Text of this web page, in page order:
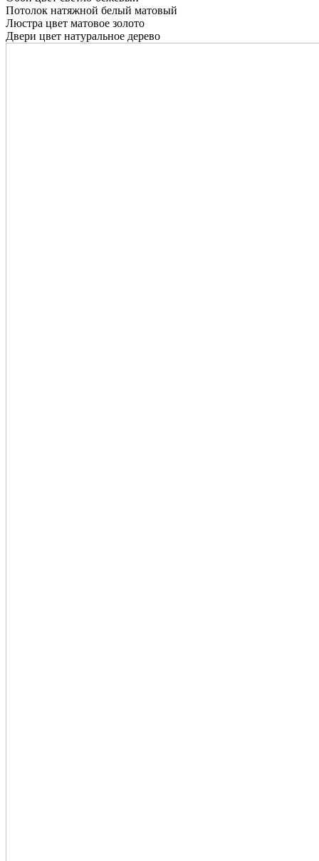
Потолок натяжной белый матовый
Люстра цвет матовое золото
Двери цвет натуральное дерево